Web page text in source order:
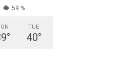
59 %
°
TUE
40°